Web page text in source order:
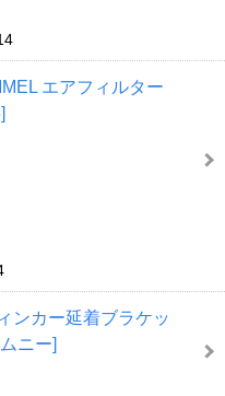
エアフィルター
ンカー延着ブラケッ
ニー]